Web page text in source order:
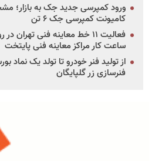
ورود کمپرسی جدید جک به بازار؛
کامیونت کمپرسی جک ۶ تن
فعالیت ۱۱ خط معاینه فنی
ساعت کار مراکز معاینه فنی پایتخت
از تولید فنر خودرو تا تولد یک نماد
فنرسازی زر گلپایگان